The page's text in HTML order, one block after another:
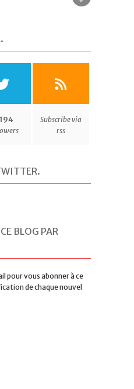
.
Subscribe via
rss
.
BLOG PAR
pour vous abonner à ce
de chaque nouvel